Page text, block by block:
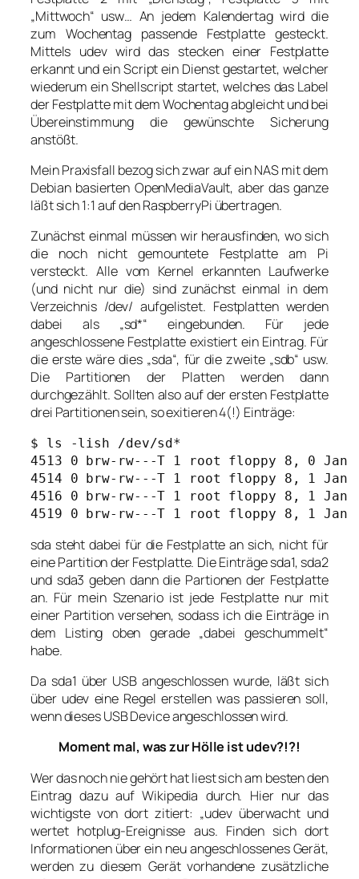
„Mittwoch“ usw… An jedem Kalendertag wird die
zum Wochentag passende Festplatte gesteckt.
Mittels udev wird das stecken einer Festplatte
erkannt und ein Script ein Dienst gestartet, welcher
wiederum ein Shellscript startet, welches das Label
der Festplatte mit dem Wochentag abgleicht und bei
Übereinstimmung die gewünschte Sicherung
anstößt.
Mein Praxisfall bezog sich zwar auf ein NAS mit dem
Debian basierten OpenMediaVault, aber das ganze
läßt sich 1:1 auf den RaspberryPi übertragen.
Zunächst einmal müssen wir herausfinden, wo sich
die noch nicht gemountete Festplatte am Pi
versteckt. Alle vom Kernel erkannten Laufwerke
(und nicht nur die) sind zunächst einmal in dem
Verzeichnis /dev/ aufgelistet. Festplatten werden
dabei als „sd*“ eingebunden. Für jede
angeschlossene Festplatte existiert ein Eintrag. Für
die erste wäre dies „sda“, für die zweite „sdb“ usw.
Die Partitionen der Platten werden dann
durchgezählt. Sollten also auf der ersten Festplatte
drei Partitionen sein, so exitieren 4(!) Einträge:
$ ls -lish /dev/sd*
4513 0 brw-rw---T 1 root floppy 8, 0 Jan
4514 0 brw-rw---T 1 root floppy 8, 1 Jan
4516 0 brw-rw---T 1 root floppy 8, 1 Jan
4519 0 brw-rw---T 1 root floppy 8, 1 Jan
sda steht dabei für die Festplatte an sich, nicht für
eine Partition der Festplatte. Die Einträge sda1, sda2
und sda3 geben dann die Partionen der Festplatte
an. Für mein Szenario ist jede Festplatte nur mit
einer Partition versehen, sodass ich die Einträge in
dem Listing oben gerade „dabei geschummelt“
habe.
Da sda1 über USB angeschlossen wurde, läßt sich
über udev eine Regel erstellen was passieren soll,
wenn dieses USB Device angeschlossen wird.
Moment mal, was zur Hölle ist udev?!?!
Wer das noch nie gehört hat liest sich am besten den
Eintrag dazu auf Wikipedia durch. Hier nur das
wichtigste von dort zitiert: „udev überwacht und
wertet hotplug-Ereignisse aus. Finden sich dort
Informationen über ein neu angeschlossenes Gerät,
werden zu diesem Gerät vorhandene zusätzliche